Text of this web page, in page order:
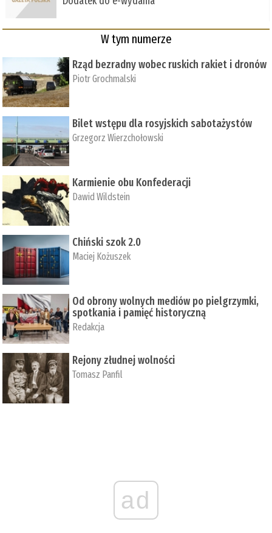
W tym numerze
Rząd bezradny wobec ruskich rakiet i dronów
Piotr Grochmalski
Bilet wstępu dla rosyjskich sabotażystów
Grzegorz Wierzchołowski
Karmienie obu Konfederacji
Dawid Wildstein
Chiński szok 2.0
Maciej Kożuszek
Od obrony wolnych mediów po pielgrzymki,
spotkania i pamięć historyczną
Redakcja
Rejony złudnej wolności
Tomasz Panfil
ad